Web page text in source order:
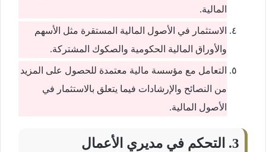
المالية.
الاستثمار في الأصول المالية المستقرة مثل الأسهم
والأوراق المالية الحكومية والصكوك المشتركة.
التعامل مع مؤسسة مالية معتمدة للحصول على المزيد
من النصائح والإرشادات فيما يتعلق بالاستثمار في
الأصول المالية.
3. التحكم في مديري الأعمال